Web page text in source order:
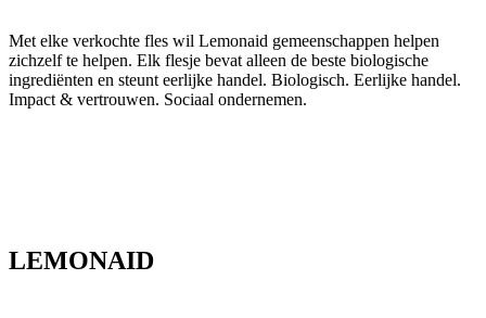
Met elke verkochte fles wil Lemonaid gemeenschappen helpen
zichzelf te helpen. Elk flesje bevat alleen de beste biologische
ingrediënten en steunt eerlijke handel. Biologisch. Eerlijke handel.
Impact & vertrouwen. Sociaal ondernemen.
LEMONAID